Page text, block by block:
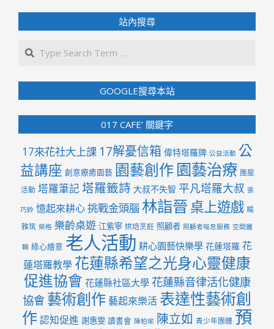
站內搜尋
GOOGLE搜尋本站
017 CAFE’ 關鍵字
17來花社大上課 17解憂信箱 偉特塔羅牌 公益活動 公
益講座 創意療癒園藝 園藝創作 園藝治療 團屋
活動 塔羅筆記 塔羅籤詩 大叔不失智 平凡塔羅大叔 張
巧鈴 憶起來耕心挑戰金頭腦 林詣晉桌上遊戲 楊
雅筑 榮格 樂齡桌遊 江紫寧 烘焙烹飪 照顧者 照顧者喘息服務 空間邏
輯 綠心繪意 老人活動 耕心園藝快樂學 花蓮塔羅 花
蓮塔羅教學 花蓮縣希望之光身心靈健康
促進協會 花蓮縣社區大學 花蓮縣音律活化健康
協會 藝術創作藝起來樂活 表達性藝術創
作 認知促進 謝惠雯 讀書會 陳柏瑜 陳立如 青少年團體 預